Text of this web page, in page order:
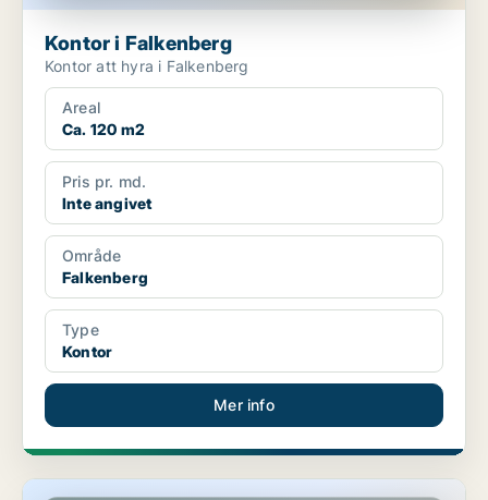
Kontor i Falkenberg
Kontor att hyra i Falkenberg
Areal
Ca. 120 m2
Pris pr. md.
Inte angivet
Område
Falkenberg
Type
Kontor
Mer info
Butikslokal i Halmstad